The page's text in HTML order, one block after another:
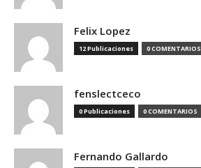
Felix Lopez
12 Publicaciones 0 COMENTARIOS
fenslectceco
0 Publicaciones 0 COMENTARIOS
Fernando Gallardo